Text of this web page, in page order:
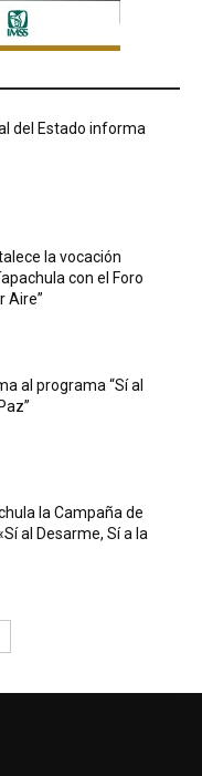
del Estado informa
la vocación
con el Foro
Aire”
al programa “Sí al
la Campaña de
al Desarme, Sí a la